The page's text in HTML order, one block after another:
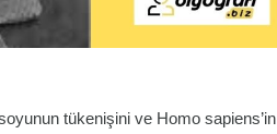
tükenişini ve Homo sapiens’in